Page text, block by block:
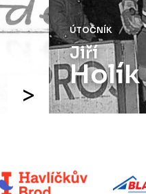
ÚTOČNÍK
Jiří
Holík